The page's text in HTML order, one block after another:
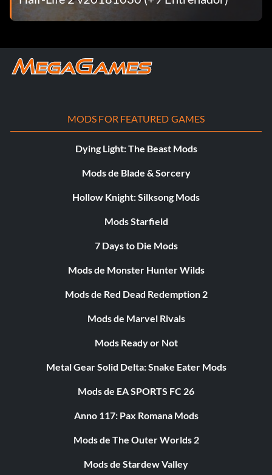
MODS FOR FEATURED GAMES
Dying Light: The Beast Mods
Mods de Blade & Sorcery
Hollow Knight: Silksong Mods
Mods Starfield
7 Days to Die Mods
Mods de Monster Hunter Wilds
Mods de Red Dead Redemption 2
Mods de Marvel Rivals
Mods Ready or Not
Metal Gear Solid Delta: Snake Eater Mods
Mods de EA SPORTS FC 26
Anno 117: Pax Romana Mods
Mods de The Outer Worlds 2
Mods de Stardew Valley